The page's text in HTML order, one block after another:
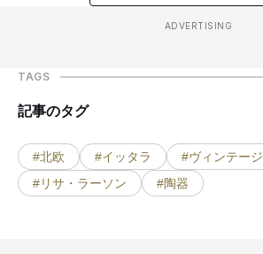
ADVERTISING
TAGS
記事のタグ
#北欧 #イッタラ #ヴィンテージ
#リサ・ラーソン
#陶器